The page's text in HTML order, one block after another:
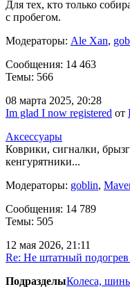
Для тех, кто только
с пробегом.
Модераторы: Ale Xan,
Сообщения: 14 463
Темы: 566
08 марта 2025, 20:28
Im glad I now registered от
Аксессуары
Коврики, сигналки,
кенгурятники...
Модераторы: goblin,
Сообщения: 14 789
Темы: 505
12 мая 2026, 21:11
Re: Не штатный подогрев
ПодразделыКолеса,